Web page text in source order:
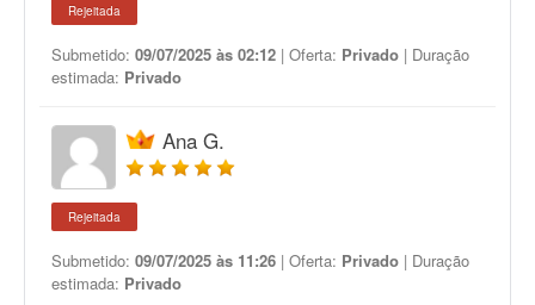
Rejeitada
Submetido: 09/07/2025 às 02:12 | Oferta: Privado | Duração
estimada: Privado
Ana G.
Rejeitada
Submetido: 09/07/2025 às 11:26 | Oferta: Privado | Duração
estimada: Privado